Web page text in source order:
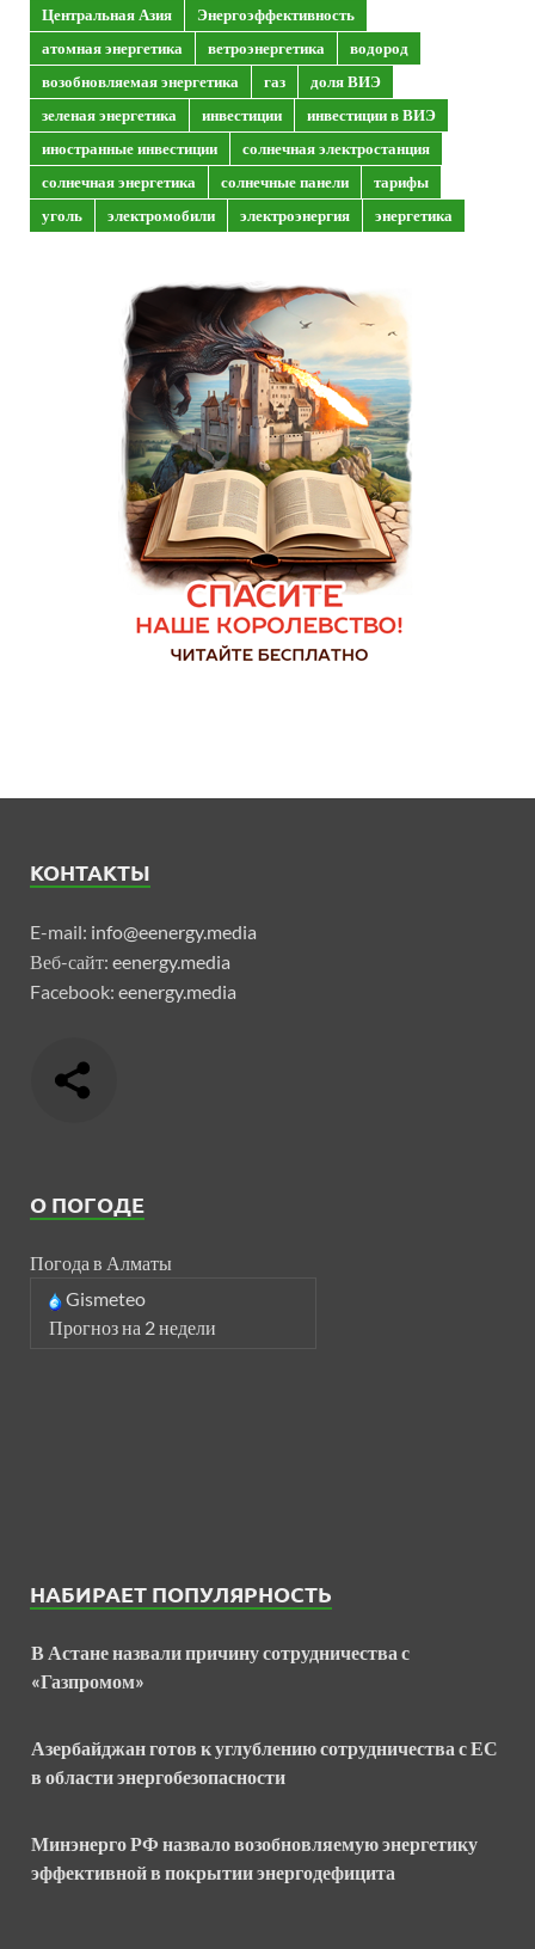
Центральная Азия
Энергоэффективность
атомная энергетика
ветроэнергетика
водород
возобновляемая энергетика
газ
доля ВИЭ
зеленая энергетика
инвестиции
инвестиции в ВИЭ
иностранные инвестиции
солнечная электростанция
солнечная энергетика
солнечные панели
тарифы
уголь
электромобили электроэнергия энергетика
КОНТАКТЫ
E-mail: info@eenergy.media
Веб-сайт: eenergy.media
Facebook: eenergy.media
О ПОГОДЕ
Погода в Алматы
Gismeteo
Прогноз на 2 недели
НАБИРАЕТ ПОПУЛЯРНОСТЬ
В Астане назвали причину сотрудничества с
«Газпромом»
Азербайджан готов к углублению сотрудничества с ЕС
в области энергобезопасности
Минэнерго РФ назвало возобновляемую энергетику
эффективной в покрытии энергодефицита